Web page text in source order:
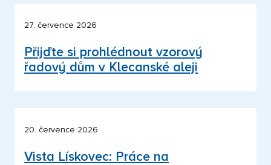
Přijďte si prohlédnout vzorový
řadový dům v Klecanské aleji
27. července 2026
Vista Lískovec: Práce na
20. července 2026